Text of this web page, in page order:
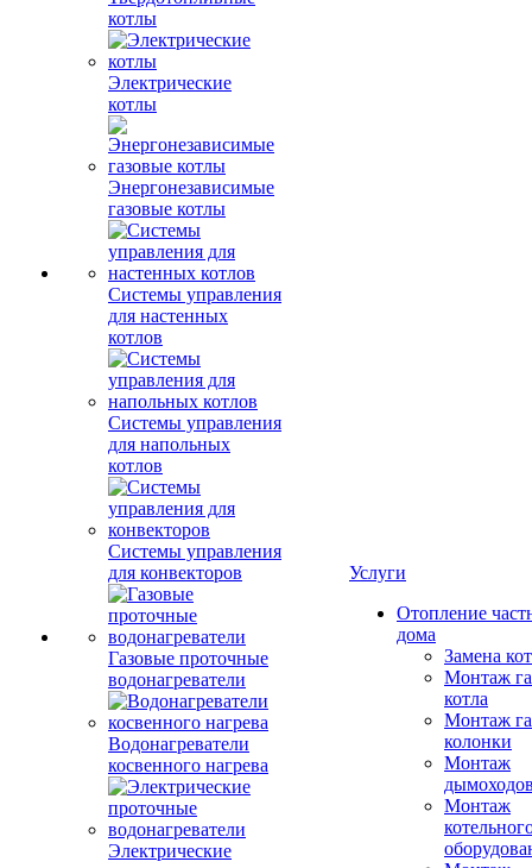
котлы
Электрические
котлы
Энергонезависимые
газовые котлы
Системы управления
для настенных
котлов
Системы управления
для напольных
котлов
Системы управления
для конвекторов
Газовые проточные
водонагреватели
Водонагреватели
косвенного нагрева
Электрические
Услуги
Отопление
дома
Замена
Монтаж
котла
Монтаж
колонки
Монтаж
Монтаж